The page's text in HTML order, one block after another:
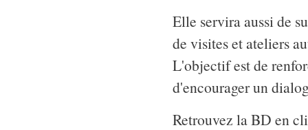
Elle servira aussi de
de visites et ateliers
L'objectif est de
d'encourager un
Retrouvez la BD en